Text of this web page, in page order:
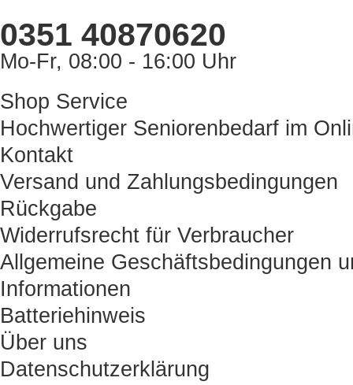
0351 40870620
Mo-Fr, 08:00 - 16:00 Uhr
Shop Service
Hochwertiger Seniorenbedarf im
Kontakt
Versand und Zahlungsbedingungen
Rückgabe
Widerrufsrecht für Verbraucher
Allgemeine Geschäftsbedingungen
Informationen
Batteriehinweis
Über uns
Datenschutzerklärung